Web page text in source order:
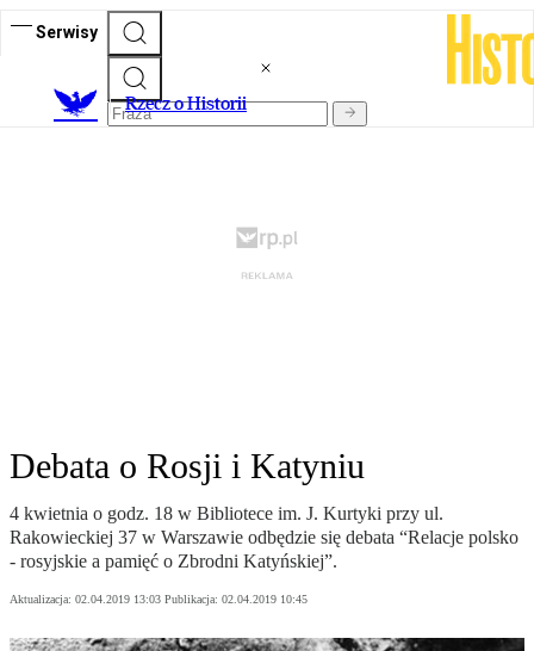
Serwisy
Rzecz o Historii
Debata o Rosji i Katyniu
4 kwietnia o godz. 18 w Bibliotece im. J. Kurtyki przy ul.
Rakowieckiej 37 w Warszawie odbędzie się debata “Relacje polsko
- rosyjskie a pamięć o Zbrodni Katyńskiej”.
Aktualizacja: 02.04.2019 13:03 Publikacja: 02.04.2019 10:45